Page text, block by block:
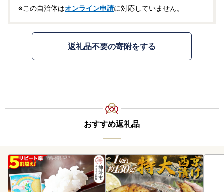
※この自治体はオンライン申請に対応していません。
返礼品不要の寄附をする
おすすめ返礼品